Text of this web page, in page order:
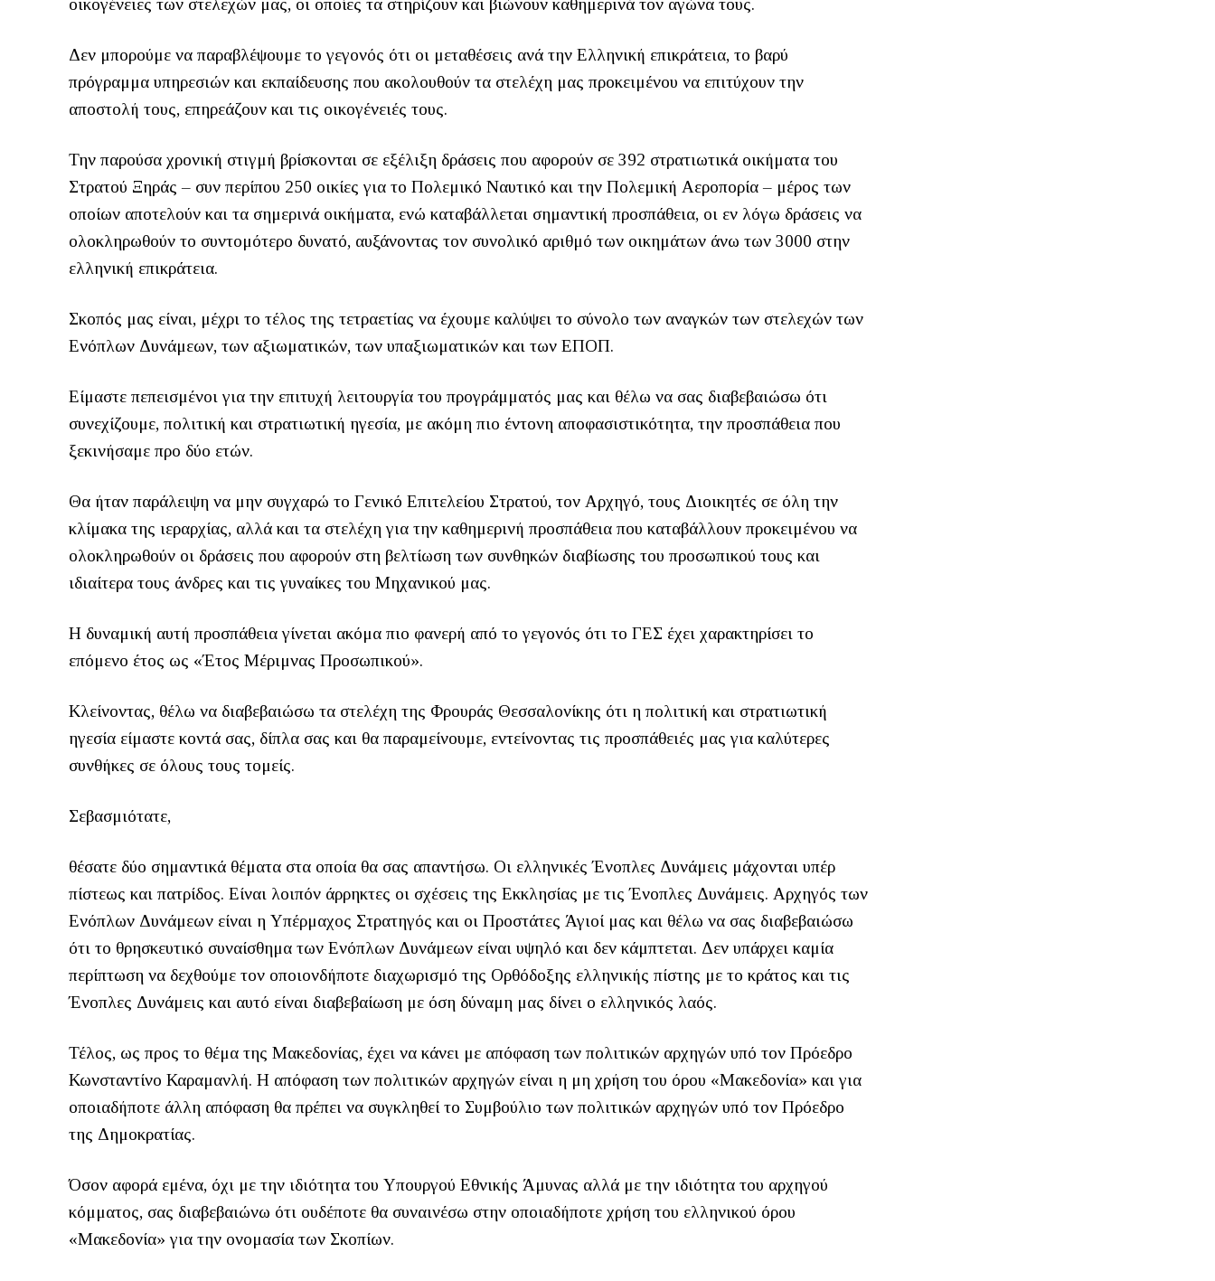
οικογένειες των στελεχών μας, οι οποίες τα στηρίζουν και βιώνουν καθημερινά τον αγώνα τους.
Δεν μπορούμε να παραβλέψουμε το γεγονός ότι οι μεταθέσεις ανά την Ελληνική επικράτεια, το βαρύ
πρόγραμμα υπηρεσιών και εκπαίδευσης που ακολουθούν τα στελέχη μας προκειμένου να επιτύχουν την
αποστολή τους, επηρεάζουν και τις οικογένειές τους.
Την παρούσα χρονική στιγμή βρίσκονται σε εξέλιξη δράσεις που αφορούν σε 392 στρατιωτικά οικήματα του
Στρατού Ξηράς – συν περίπου 250 οικίες για το Πολεμικό Ναυτικό και την Πολεμική Αεροπορία – μέρος των
οποίων αποτελούν και τα σημερινά οικήματα, ενώ καταβάλλεται σημαντική προσπάθεια, οι εν λόγω δράσεις να
ολοκληρωθούν το συντομότερο δυνατό, αυξάνοντας τον συνολικό αριθμό των οικημάτων άνω των 3000 στην
ελληνική επικράτεια.
Σκοπός μας είναι, μέχρι το τέλος της τετραετίας να έχουμε καλύψει το σύνολο των αναγκών των στελεχών των
Ενόπλων Δυνάμεων, των αξιωματικών, των υπαξιωματικών και των ΕΠΟΠ.
Είμαστε πεπεισμένοι για την επιτυχή λειτουργία του προγράμματός μας και θέλω να σας διαβεβαιώσω ότι
συνεχίζουμε, πολιτική και στρατιωτική ηγεσία, με ακόμη πιο έντονη αποφασιστικότητα, την προσπάθεια που
ξεκινήσαμε προ δύο ετών.
Θα ήταν παράλειψη να μην συγχαρώ το Γενικό Επιτελείου Στρατού, τον Αρχηγό, τους Διοικητές σε όλη την
κλίμακα της ιεραρχίας, αλλά και τα στελέχη για την καθημερινή προσπάθεια που καταβάλλουν προκειμένου να
ολοκληρωθούν οι δράσεις που αφορούν στη βελτίωση των συνθηκών διαβίωσης του προσωπικού τους και
ιδιαίτερα τους άνδρες και τις γυναίκες του Μηχανικού μας.
Η δυναμική αυτή προσπάθεια γίνεται ακόμα πιο φανερή από το γεγονός ότι το ΓΕΣ έχει χαρακτηρίσει το
επόμενο έτος ως «Έτος Μέριμνας Προσωπικού».
Κλείνοντας, θέλω να διαβεβαιώσω τα στελέχη της Φρουράς Θεσσαλονίκης ότι η πολιτική και στρατιωτική
ηγεσία είμαστε κοντά σας, δίπλα σας και θα παραμείνουμε, εντείνοντας τις προσπάθειές μας για καλύτερες
συνθήκες σε όλους τους τομείς.
Σεβασμιότατε,
θέσατε δύο σημαντικά θέματα στα οποία θα σας απαντήσω. Οι ελληνικές Ένοπλες Δυνάμεις μάχονται υπέρ
πίστεως και πατρίδος. Είναι λοιπόν άρρηκτες οι σχέσεις της Εκκλησίας με τις Ένοπλες Δυνάμεις. Αρχηγός των
Ενόπλων Δυνάμεων είναι η Υπέρμαχος Στρατηγός και οι Προστάτες Άγιοί μας και θέλω να σας διαβεβαιώσω
ότι το θρησκευτικό συναίσθημα των Ενόπλων Δυνάμεων είναι υψηλό και δεν κάμπτεται. Δεν υπάρχει καμία
περίπτωση να δεχθούμε τον οποιονδήποτε διαχωρισμό της Ορθόδοξης ελληνικής πίστης με το κράτος και τις
Ένοπλες Δυνάμεις και αυτό είναι διαβεβαίωση με όση δύναμη μας δίνει ο ελληνικός λαός.
Τέλος, ως προς το θέμα της Μακεδονίας, έχει να κάνει με απόφαση των πολιτικών αρχηγών υπό τον Πρόεδρο
Κωνσταντίνο Καραμανλή. Η απόφαση των πολιτικών αρχηγών είναι η μη χρήση του όρου «Μακεδονία» και για
οποιαδήποτε άλλη απόφαση θα πρέπει να συγκληθεί το Συμβούλιο των πολιτικών αρχηγών υπό τον Πρόεδρο
της Δημοκρατίας.
Όσον αφορά εμένα, όχι με την ιδιότητα του Υπουργού Εθνικής Άμυνας αλλά με την ιδιότητα του αρχηγού
κόμματος, σας διαβεβαιώνω ότι ουδέποτε θα συναινέσω στην οποιαδήποτε χρήση του ελληνικού όρου
«Μακεδονία» για την ονομασία των Σκοπίων.